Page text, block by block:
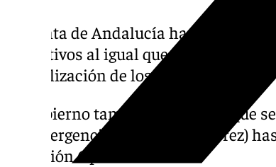
La Junta de Andalucía ha decidido
educativos al igual que la UCA por
flexibilización de los horarios.
El Gobierno también comunica que
de Emergencias Local (PTELJerez)
Situación Operativa 1.